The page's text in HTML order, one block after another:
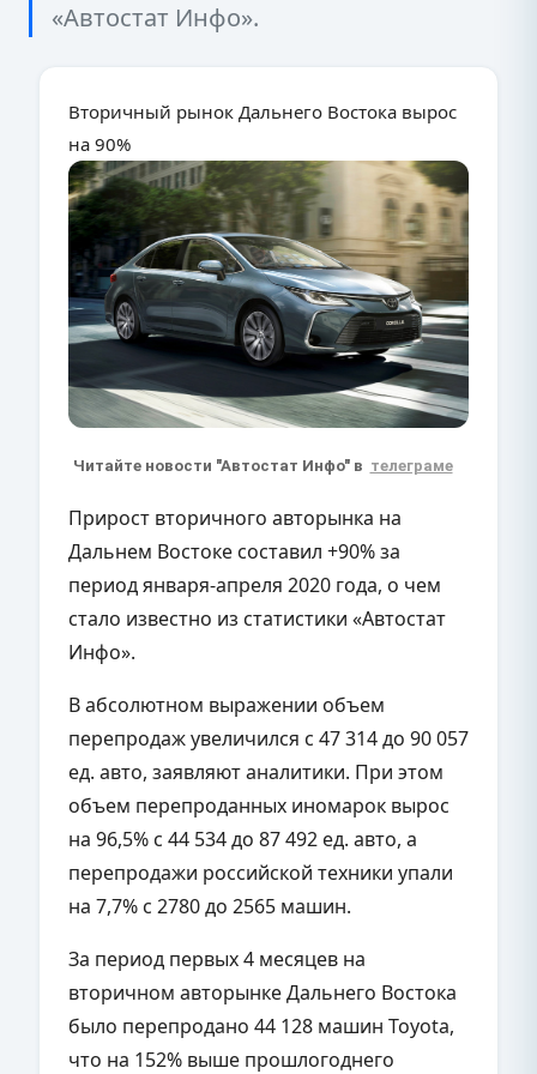
«Автостат Инфо».
Вторичный рынок Дальнего Востока вырос
на 90%
Читайте новости "Автостат Инфо" в телеграме
Прирост вторичного авторынка на
Дальнем Востоке составил +90% за
период января-апреля 2020 года, о чем
стало известно из статистики «Автостат
Инфо».
В абсолютном выражении объем
перепродаж увеличился с 47 314 до 90 057
ед. авто, заявляют аналитики. При этом
объем перепроданных иномарок вырос
на 96,5% с 44 534 до 87 492 ед. авто, а
перепродажи российской техники упали
на 7,7% с 2780 до 2565 машин.
За период первых 4 месяцев на
вторичном авторынке Дальнего Востока
было перепродано 44 128 машин Toyota,
что на 152% выше прошлогоднего